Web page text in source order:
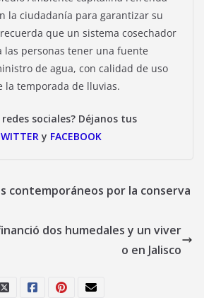
la ciudadanía para garantizar su
que un sistema cosechador
personas tener una fuente
de agua, con calidad de uso
la temporada de lluvias.
sociales? Déjanos tus
y FACEBOOK
contemporáneos por la conserva
dos humedales y un viver
o en Jalisco